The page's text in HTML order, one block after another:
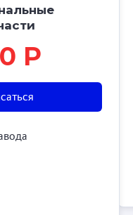
Р